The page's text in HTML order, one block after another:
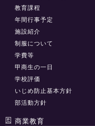
教育課程
年間行事予定
施設紹介
制服について
学費等
甲商生の一日
学校評価
いじめ防止基本方針
部活動方針
商業教育